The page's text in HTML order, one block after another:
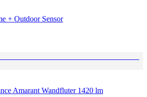
+ Outdoor Sensor
Amarant Wandfluter 1420 lm